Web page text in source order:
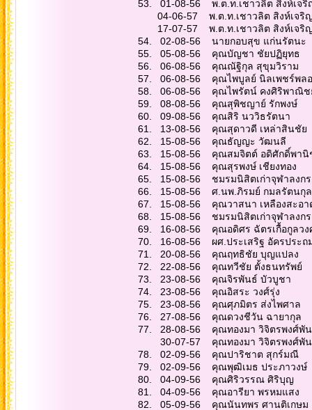
53. 01-08-56 พ.ต.ท
04-06-57 พ.ต.ท.เ
17-07-57 พ.ต.ท.เ
54. 02-08-56 นาย
55. 05-08-56 คุณ
56. 06-08-56 คุ
57. 06-08-56 คุณไ
58. 06-08-56 คุณไ
59. 08-08-56 คุณ
60. 09-08-56 คุณ
61. 13-08-56 คุณสุ
62. 15-08-56 คุ
63. 15-08-56 คุณสม
64. 15-08-56 คุณสุ
65. 15-08-56 ชมรมนิสิตเก่า
66. 15-08-56 ศ.นพ
67. 15-08-56 คุณว
68. 15-08-56 ชมรมนิสิตเก่าจุฬ
69. 16-08-56 คุณอ
70. 16-08-56 ผศ.ปร
71. 20-08-56 คุณ
72. 22-08-56 คุณ
73. 23-08-56 คุ
74. 23-08-56 คุ
75. 23-08-56 คุณศุ
76. 27-08-56 คุณ
77. 28-08-56 คุณทอ
30-07-57 คุณทองม
78. 02-09-56 คุณ
79. 02-09-56 คุณ
80. 04-09-56 คุณ
81. 04-09-56 คุณ
82. 05-09-56 คุณนั